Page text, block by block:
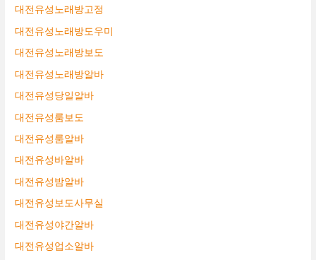
대전유성노래방고정
대전유성노래방도우미
대전유성노래방보도
대전유성노래방알바
대전유성당일알바
대전유성룸보도
대전유성룸알바
대전유성바알바
대전유성밤알바
대전유성보도사무실
대전유성야간알바
대전유성업소알바